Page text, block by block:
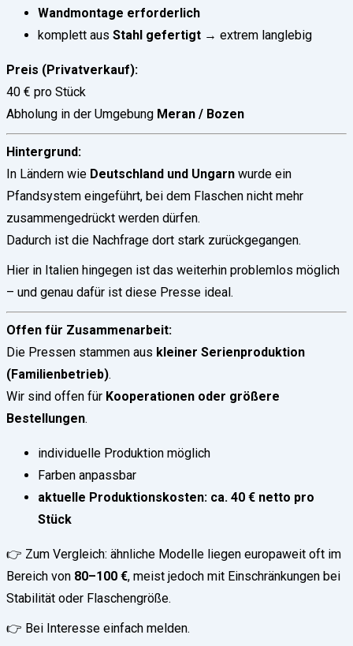
Wandmontage erforderlich
komplett aus Stahl gefertigt → extrem langlebig
Preis (Privatverkauf):
40 € pro Stück
Abholung in der Umgebung Meran / Bozen
Hintergrund:
In Ländern wie Deutschland und Ungarn wurde ein
Pfandsystem eingeführt, bei dem Flaschen nicht mehr
zusammengedrückt werden dürfen.
Dadurch ist die Nachfrage dort stark zurückgegangen.
Hier in Italien hingegen ist das weiterhin problemlos möglich
– und genau dafür ist diese Presse ideal.
Offen für Zusammenarbeit:
Die Pressen stammen aus kleiner Serienproduktion
(Familienbetrieb).
Wir sind offen für Kooperationen oder größere
Bestellungen.
individuelle Produktion möglich
Farben anpassbar
aktuelle Produktionskosten: ca. 40 € netto pro
Stück
👉 Zum Vergleich: ähnliche Modelle liegen europaweit oft im
Bereich von 80–100 €, meist jedoch mit Einschränkungen bei
Stabilität oder Flaschengröße.
👉 Bei Interesse einfach melden.